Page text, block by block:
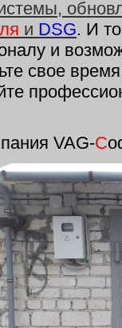
и DSG. И
и
свое
VAG-C